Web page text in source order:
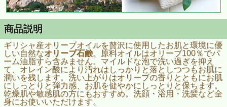
商品説明
ギリシャ産オリーブオイルを贅沢に使用したお肌と環境に優
しい自然なオリーブ石鹸。原料オイルはオリーブ100％でパ
ーム油脂すら含みません。マイルドな泡で洗い過ぎを抑え
て、オレイン酸により汚れはしっかりと落としつつもお肌に
潤いを残します。洗い上がりはオリーブの香りとともにお肌
にしっとりと弾力感、お肌を健やかにしっとりと保ちます。
乾燥肌や敏感肌の方にもおすすめ。洗顔・浴用・洗髪など全
身にお使いいただけます。